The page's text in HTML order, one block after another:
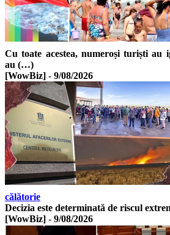
Cu toate acestea, numeroși turiști au
au (…)
[WowBiz] - 9/08/2026
călătorie
Decizia este determinată de riscul
[WowBiz] - 9/08/2026